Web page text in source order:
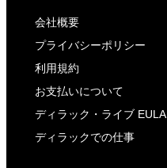
会社概要
プライバシーポリシー
利用規約
お支払いについて
ディラック・ライブ EULA
ディラックでの仕事